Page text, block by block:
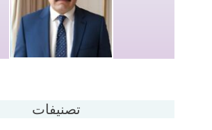
تصنيفات